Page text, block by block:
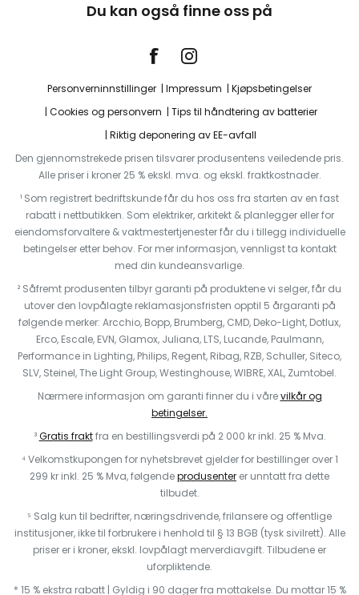
Du kan også finne oss på
Personverninnstillinger Impressum
Kjøpsbetingelser
Cookies og personvern
Tips til håndtering av batterier
Riktig deponering av EE-avfall
Den gjennomstrekede prisen tilsvarer produsentens veiledende pris.
Alle priser i kroner 25 % ekskl. mva. og ekskl. fraktkostnader.
¹ Som registrert bedriftskunde får du hos oss fra starten av en fast
rabatt i nettbutikken. Som elektriker, arkitekt & planlegger eller for
eiendomsforvaltere & vaktmestertjenester får du i tillegg individuelle
betingelser etter behov. For mer informasjon, vennligst ta kontakt
med din kundeansvarlige.
² Såfremt produsenten tilbyr garanti på produktene vi selger, får du
utover den lovpålagte reklamasjonsfristen opptil 5 årgaranti på
følgende merker: Arcchio, Bopp, Brumberg, CMD, Deko-Light, Dotlux,
Erco, Escale, EVN, Glamox, Juliana, LTS, Lucande, Paulmann,
Performance in Lighting, Philips, Regent, Ribag, RZB, Schuller, Siteco,
SLV, Steinel, The Light Group, Westinghouse, WIBRE, XAL, Zumtobel.
Nærmere informasjon om garanti finner du i vårevilkår og
betingelser.
³Gratis fraktfra en bestillingsverdi på 2 000 kr inkl. 25 % Mva.
⁴ Velkomstkupongen for nyhetsbrevet gjelder for bestillinger over 1
299 kr inkl. 25 % Mva, følgendeprodusenter er unntatt fra dette
tilbudet.
⁵ Salg kun til bedrifter, næringsdrivende, frilansere og offentlige
institusjoner, ikke til forbrukere i henhold til § 13 BGB (tysk sivilrett). Alle
priser er i kroner, ekskl. lovpålagt merverdiavgift. Tilbudene er
uforpliktende.
* 15 % ekstra rabatt | Gyldig i 90 dager fra mottakelse. Du mottar 15 %